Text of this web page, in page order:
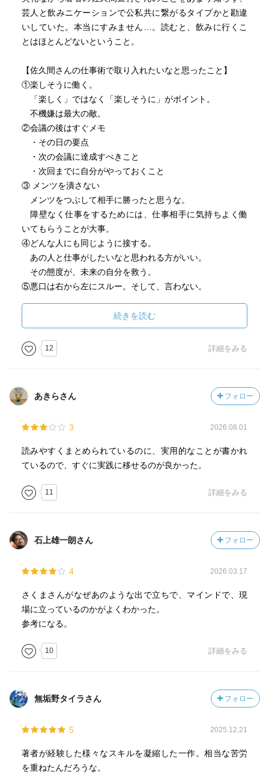
芸人と飲みニケーションで公私共に繋がるタイプかと勘違
いしていた。本当にすみません…。読むと、飲みに行くこ
とはほとんどないということ。
【佐久間さんの仕事術で取り入れたいなと思ったこと】
①楽しそうに働く。
「楽しく」ではなく「楽しそうに」がポイント。
不機嫌は最大の敵。
②会議の後はすぐメモ
・その日の要点
・次の会議に達成すべきこと
・次回までに自分がやっておくこと
③ メンツを潰さない
メンツをつぶして相手に勝ったと思うな。
障壁なく仕事をするためには、仕事相手に気持ちよく働
いてもらうことが大事。
④どんな人にも同じように接する。
あの人と仕事がしたいなと思われる方がいい。
その態度が、未来の自分を救う。
⑤悪口は右から左にスルー。そして、言わない。
現実を冷静に見つめ淡々と働く。
熱い心と冷たい頭をもつ。
⑦人を責めずに「仕組み」を変える。
1日、1週間、1ヵ月をどんなふうに使っていくか。
何を観て、何を体験するか。
続きを読む
12 詳細をみる
あきらさん フォロー
3 2026.08.01
読みやすくまとめられているのに、実用的なことが書かれ
ているので、すぐに実践に移せるのが良かった。
11 詳細をみる
石上雄一朗さん フォロー
4 2026.03.17
さくまさんがなぜあのような出で立ちで、マインドで、現
場に立っているのかがよくわかった。
参考になる。
10 詳細をみる
無垢野タイラさん フォロー
5 2025.12.21
著者が経験した様々なスキルを凝縮した一作。相当な苦労
を重ねたんだろうな。